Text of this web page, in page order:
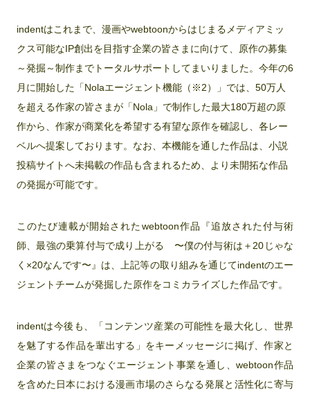
indentはこれまで、漫画やwebtoonからはじまるメディアミッ
クス可能なIP創出を目指す企業の皆さまに向けて、原作の募集
～発掘～制作までトータルサポートしてまいりました。今年の6
月に開始した「Nolaエージェント機能（※2）」では、50万人
を超える作家の皆さまが「Nola」で制作した最大180万超の原
作から、作家が商業化を希望する有望な原作を確認し、各レー
ベルへ提案しております。なお、本機能を通した作品は、小説
投稿サイトへ未掲載の作品も含まれるため、より未開拓な作品
の発掘が可能です。
このたび連載が開始されたwebtoon作品『追放された付与術
師、最強の乗算付与で成り上がる 〜僕の付与術は＋20じゃな
く×20なんです〜』は、上記等の取り組みを通じてindentのエー
ジェントチームが発掘した原作をコミカライズした作品です。
indentは今後も、「コンテンツ産業の可能性を最大化し、世界
を魅了する作品を輩出する」をキーメッセージに掲げ、作家と
企業の皆さまをつなぐエージェント事業を通し、webtoon作品
を含めた日本における漫画市場のさらなる発展と活性化に寄与